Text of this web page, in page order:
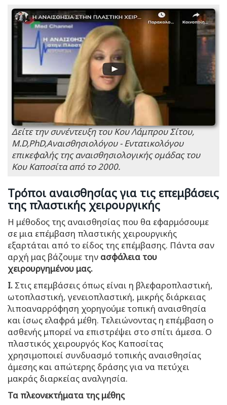
Δείτε την συνέντευξη του Κου Λάμπρου Σίτου,
M.D,PhD,Αναισθησιολόγου - Εντατικολόγου
επικεφαλής της αναισθησιολογικής ομάδας του
Κου Καποσίτα από το 2000.
Τρόποι αναισθησίας για τις επεμβάσεις
της πλαστικής χειρουργικής
Η μέθοδος της αναισθησίας που θα εφαρμόσουμε
σε μια επέμβαση πλαστικής χειρουργικής
εξαρτάται από το είδος της επέμβασης. Πάντα σαν
αρχή μας βάζουμε την ασφάλεια του
χειρουργημένου μας.
Ι. Στις επεμβάσεις όπως είναι η βλεφαροπλαστική,
ωτοπλαστική, γενειοπλαστική, μικρής διάρκειας
λιποαναρρόφηση χορηγούμε τοπική αναισθησία
και ίσως ελαφρά μέθη. Τελειώνοντας η επέμβαση ο
ασθενής μπορεί να επιστρέψει στο σπίτι άμεσα. Ο
πλαστικός χειρουργός Κος Καποσίτας
χρησιμοποιεί συνδυασμό τοπικής αναισθησίας
άμεσης και απώτερης δράσης για να πετύχει
μακράς διαρκείας αναλγησία.
Τα πλεονεκτήματα της μέθης